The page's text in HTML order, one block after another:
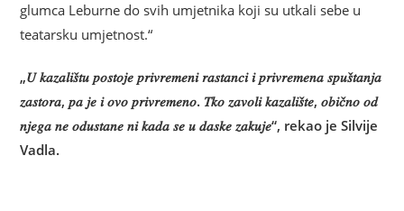
glumca Leburne do svih umjetnika koji su utkali sebe u
teatarsku umjetnost.“
„𝑈 𝑘𝑎𝑧𝑎𝑙𝑖𝑠̌𝑡𝑢 𝑝𝑜𝑠𝑡𝑜𝑗𝑒 𝑝𝑟𝑖𝑣𝑟𝑒𝑚𝑒𝑛𝑖 𝑟𝑎𝑠𝑡𝑎𝑛𝑐𝑖 𝑖 𝑝𝑟𝑖𝑣𝑟𝑒𝑚𝑒𝑛𝑎 𝑠𝑝𝑢𝑠̌𝑡𝑎𝑛𝑗𝑎
𝑧𝑎𝑠𝑡𝑜𝑟𝑎, 𝑝𝑎 𝑗𝑒 𝑖 𝑜𝑣𝑜 𝑝𝑟𝑖𝑣𝑟𝑒𝑚𝑒𝑛𝑜. 𝑇𝑘𝑜 𝑧𝑎𝑣𝑜𝑙𝑖 𝑘𝑎𝑧𝑎𝑙𝑖𝑠̌𝑡𝑒, 𝑜𝑏𝑖𝑐̌𝑛𝑜 𝑜𝑑
𝑛𝑗𝑒𝑔𝑎 𝑛𝑒 𝑜𝑑𝑢𝑠𝑡𝑎𝑛𝑒 𝑛𝑖 𝑘𝑎𝑑𝑎 𝑠𝑒 𝑢 𝑑𝑎𝑠𝑘𝑒 𝑧𝑎𝑘𝑢𝑗𝑒“, rekao je Silvije
Vadla.